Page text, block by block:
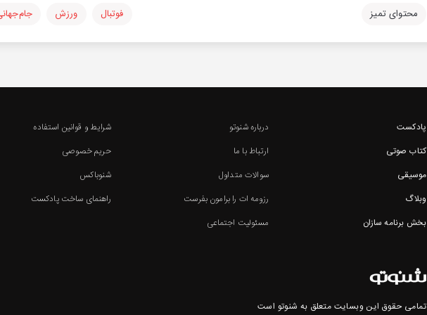
محتوای تمیز فوتبال ورزش
پادکست
کتاب صوتی
موسیقی
وبلاگ
بخش برنامه سازان
درباره شنوتو
ارتباط با ما
سوالات متداول
رزومه ات را برامون بفرست
مسئولیت اجتماعی
شرایط و قوانین استفاده
حریم خصوصی
شنوباکس
راهنمای ساخت پادکست
تمامی حقوق این وبسایت متعلق به شنوتو است